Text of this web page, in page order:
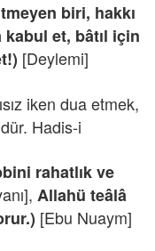
biri, hakkı
et, bâtıl için
[Deylemi]
iken dua etmek,
Hadis-i
rahatlık ve
Allahü teâlâ
[Ebu Nuaym]